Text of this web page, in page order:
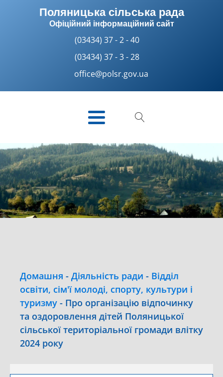
Поляницька сільська рада
Офіційний інформаційний сайт
(03434) 37 - 2 - 40
(03434) 37 - 3 - 28
office@polsr.gov.ua
Домашня - Діяльність ради - Відділ
освіти, сім'ї молоді, спорту, культури і
туризму - Про організацію відпочинку
та оздоровлення дітей Поляницької
сільської територіальної громади влітку
2024 року